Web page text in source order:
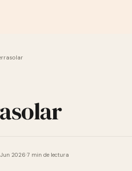
2026 7 min de lectura